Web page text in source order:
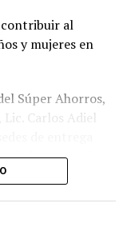
contribuir al
y mujeres en
Súper Ahorros,
Carlos Adiel
por el área
y la